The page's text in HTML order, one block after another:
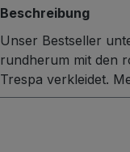
Beschreibung
Unser Bestseller
rundherum mit den
Trespa verkleidet.